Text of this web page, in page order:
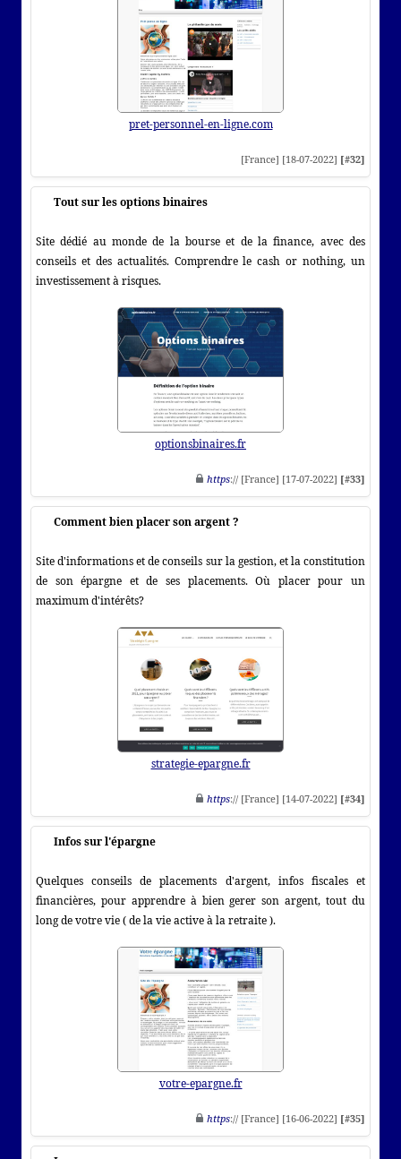
pret-personnel-en-ligne.com
[France] [18-07-2022] [#32]
Tout sur les options binaires
Site dédié au monde de la bourse et de la finance, avec des
conseils et des actualités. Comprendre le cash or nothing, un
investissement à risques.
optionsbinaires.fr
https:// [France] [17-07-2022] [#33]
Comment bien placer son argent ?
Site d'informations et de conseils sur la gestion, et la constitution
de son épargne et de ses placements. Où placer pour un
maximum d'intérêts?
strategie-epargne.fr
https:// [France] [14-07-2022] [#34]
Infos sur l'épargne
Quelques conseils de placements d'argent, infos fiscales et
financières, pour apprendre à bien gerer son argent, tout du
long de votre vie ( de la vie active à la retraite ).
votre-epargne.fr
https:// [France] [16-06-2022] [#35]